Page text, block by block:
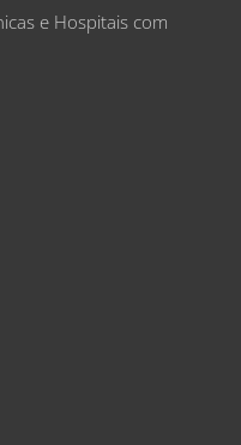
e Hospitais com